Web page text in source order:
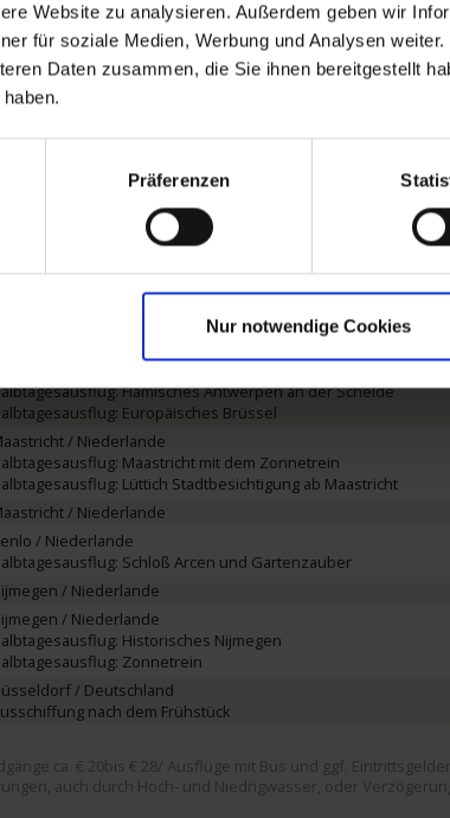
Website zu analysieren. Außerdem geben wir
für soziale Medien, Werbung und Analysen
Daten zusammen, die Sie ihnen bereitgestellt
Präferenzen
Nur notwendige Cookies
bis zum 08.07.2026
/ Deutschland
- Einschiffung ab 15:00 Uhr -
Flämisches Antwerpen an der Schelde
Europäisches Brüssel
/ Niederlande
Maastricht mit dem Zonnetrein
Lüttich Stadtbesichtigung ab Maastricht
/ Niederlande
/ Niederlande
Schloß Arcen und Gartenzauber
/ Niederlande
/ Niederlande
Historisches Nijmegen
Zonnetrein
/ Deutschland
nach dem Frühstück
ca. € 20bis € 28/ Ausflüge mit Bus und ggf. Eintrittsgeldern
auch durch Hoch- und Niedrigwasser, oder